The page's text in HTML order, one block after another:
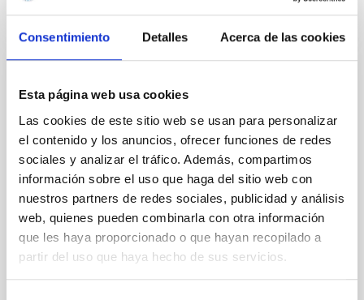
Consentimiento Detalles Acerca de las cookies
Esta página web usa cookies
Las cookies de este sitio web se usan para personalizar
el contenido y los anuncios, ofrecer funciones de redes
sociales y analizar el tráfico. Además, compartimos
información sobre el uso que haga del sitio web con
nuestros partners de redes sociales, publicidad y análisis
web, quienes pueden combinarla con otra información
que les haya proporcionado o que hayan recopilado a
partir del uso que haya hecho de sus servicios.
MANTENIMIENTO GENERAL
OBSERVATORIOS (ORM-LA PALMA) - FIJO
LABORAL -PS-2026-031
Se convoca proceso selectivo para el ingreso, como
personal laboral fijo, de un puesto de trabajo con la
categoría profesional de Técnico/a Mantenimiento
General, acogido a Convenio y que tendrá